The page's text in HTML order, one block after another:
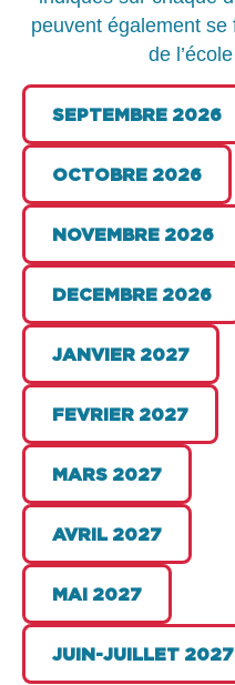
peuvent également
de
SEPTEMBRE 2026
OCTOBRE 2026
NOVEMBRE 2026
DECEMBRE 2026
JANVIER 2027
FEVRIER 2027
MARS 2027
AVRIL 2027
MAI 2027
JUIN-JUILLET 2027